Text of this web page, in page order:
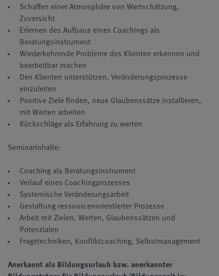
Schaffen einer Atmosphäre von Wertschätzung,
Zuversicht
Erlernen des Aufbaus eines Coachings als
Beratungsinstrument
Wiederkehrende Probleme des Klienten erkennen und
bearbeitbar machen
Den Klienten unterstützen, Veränderungsprozesse
einzuleiten
Positive Ziele finden, neue Glaubenssätze installieren,
mit Werten arbeiten
Rückschläge als Erfahrung zu werten
Seminarinhalte:
Coaching als Beratungsinstrument
Verlauf eines Coachingprozesses
Systemische Veränderungsarbeit
Gestaltung ressourcenorientierter Prozesse
Arbeit mit Zielen, Werten, Glaubenssätzen und
Potenzialen
Fragetechniken, Konfliktcoaching, Selbstmanagement
Anerkannt als Bildungsurlaub bzw. anerkannter